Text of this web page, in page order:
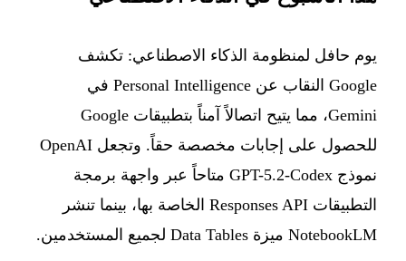
يوم حافل لمنظومة الذكاء الاصطناعي: تكشف
Google النقاب عن Personal Intelligence في
Gemini، مما يتيح اتصالاً آمناً بتطبيقات Google
للحصول على إجابات مخصصة حقاً. وتجعل OpenAI
نموذج GPT-5.2-Codex متاحاً عبر واجهة برمجة
التطبيقات Responses API الخاصة بها، بينما تنشر
NotebookLM ميزة Data Tables لجميع المستخدمين.